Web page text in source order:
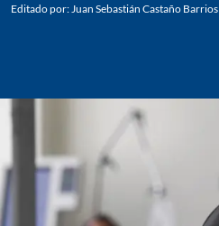
Editado por: Juan Sebastián Castaño Barrios